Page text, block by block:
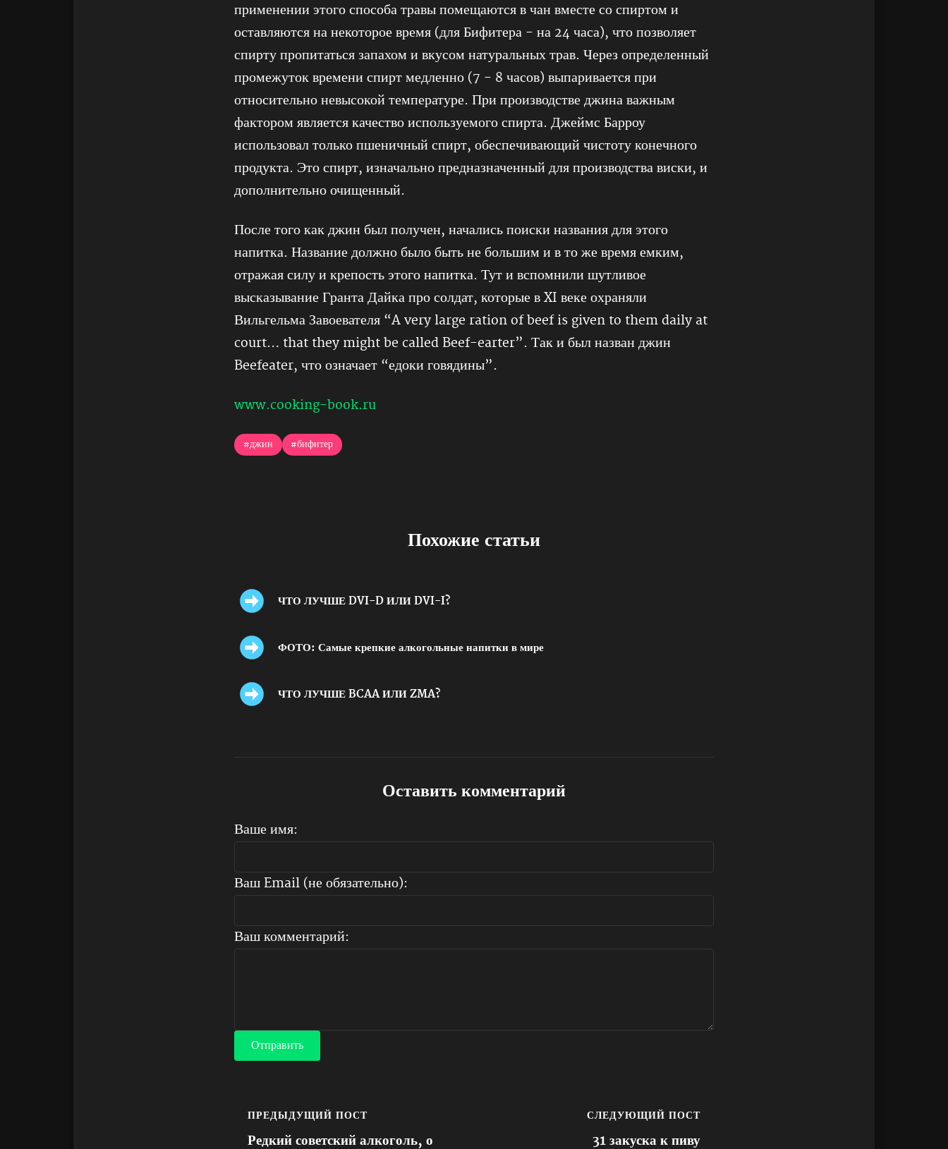
применении этого способа травы помещаются в чан вместе со спиртом и
оставляются на некоторое время (для Бифитера - на 24 часа), что позволяет
спирту пропитаться запахом и вкусом натуральных трав. Через определенный
промежуток времени спирт медленно (7 - 8 часов) выпаривается при
относительно невысокой температуре. При производстве джина важным
фактором является качество используемого спирта. Джеймс Барроу
использовал только пшеничный спирт, обеспечивающий чистоту конечного
продукта. Это спирт, изначально предназначенный для производства виски, и
дополнительно очищенный.
После того как джин был получен, начались поиски названия для этого
напитка. Название должно было быть не большим и в то же время емким,
отражая силу и крепость этого напитка. Тут и вспомнили шутливое
высказывание Гранта Дайка про солдат, которые в XI веке охраняли
Вильгельма Завоевателя “A very large ration of beef is given to them daily at
court… that they might be called Beef-earter”. Так и был назван джин
Beefeater, что означает “едоки говядины”.
www.cooking-book.ru
#джин #бифитер
Похожие статьи
ЧТО ЛУЧШЕ DVI-D ИЛИ DVI-I?
ФОТО: Самые крепкие алкогольные напитки в мире
ЧТО ЛУЧШЕ BCAA ИЛИ ZMA?
Оставить комментарий
Ваше имя:
Ваш Email (не обязательно):
Ваш комментарий:
Отправить
ПРЕДЫДУЩИЙ ПОСТ
Редкий советский алкоголь, о
СЛЕДУЮЩИЙ ПОСТ
31 закуска к пиву